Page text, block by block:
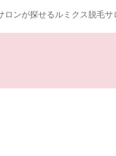
ンが探せるルミクス脱毛サ